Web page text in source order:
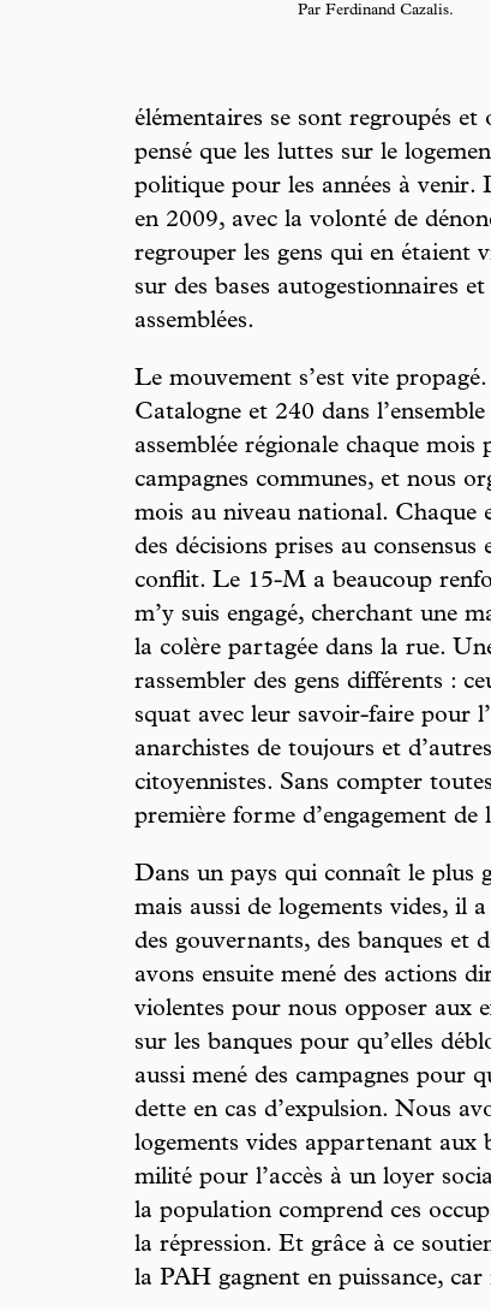
Par Ferdinand Cazalis.
élémentaires se sont regroupés
pensé que les luttes sur le
politique pour les années à venir.
en 2009, avec la volonté de
regrouper les gens qui en étaient
sur des bases autogestionnaires
assemblées.
Le mouvement s’est vite
Catalogne et 240 dans
assemblée régionale chaque
campagnes communes, et nous
mois au niveau national. Chaque
des décisions prises au
conflit. Le 15-M a beaucoup
m’y suis engagé, cherchant une
la colère partagée dans la rue.
rassembler des gens différents :
squat avec leur savoir-faire pour
anarchistes de toujours et
citoyennistes. Sans compter
première forme d’engagement de
Dans un pays qui connaît le plus
mais aussi de logements vides, il
des gouvernants, des banques et
avons ensuite mené des actions
violentes pour nous opposer aux
sur les banques pour qu’elles
aussi mené des campagnes pour
dette en cas d’expulsion. Nous
logements vides appartenant aux
milité pour l’accès à un loyer
la population comprend ces
la répression. Et grâce à ce
la PAH gagnent en puissance,